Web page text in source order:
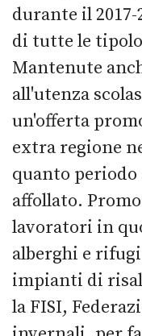
durante il
di tutte le
Mantenute
all'utenza
un'offerta
extra regione
quanto
affollato.
lavoratori in
alberghi e
impianti di
la FISI,